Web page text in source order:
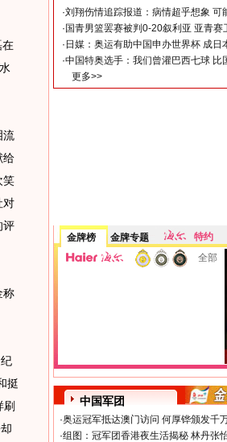
流
给
笑
对
评
挺
·刘翔伤情追踪报道：病情超乎想象 可
· 国青男篮罢赛被判0-20叙利亚 亚青赛
· 日媒：奥运有助中国申办世界杯 成日
·中国特奥选手：我们曾灌巴西七球 比
更多>>
金牌榜 金牌专题 特约
全部
中国军团
·奥运冠军抵达澳门访问 何厚铧颁发千
·组图：冠军团香港夜生活揭秘 林丹张